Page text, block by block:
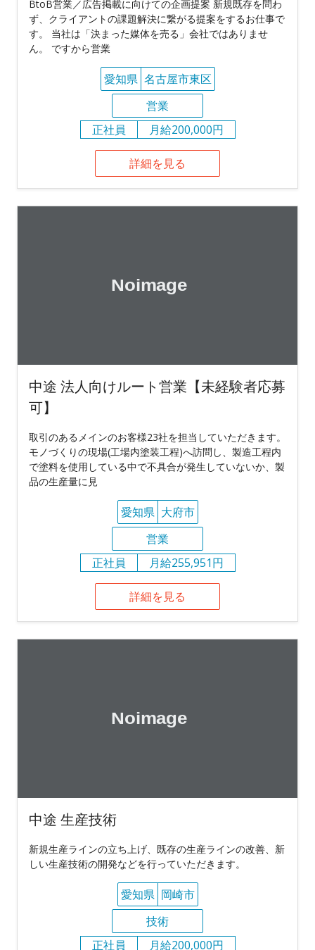
BtoB営業／広告掲載に向けての企画提案 新規既存を問わ
ず、クライアントの課題解決に繋がる提案をするお仕事で
す。 当社は「決まった媒体を売る」会社ではありませ
ん。 ですから営業
愛知県 名古屋市東区
営業
正社員
月給200,000円
詳細を見る
中途 法人向けルート営業【未経験者応募
可】
取引のあるメインのお客様23社を担当していただきます。
モノづくりの現場(工場内塗装工程)へ訪問し、製造工程内
で塗料を使用している中で不具合が発生していないか、製
品の生産量に見
愛知県 大府市
営業
正社員
月給255,951円
詳細を見る
中途 生産技術
新規生産ラインの立ち上げ、既存の生産ラインの改善、新
しい生産技術の開発などを行っていただきます。
愛知県 岡崎市
技術
正社員
月給200,000円